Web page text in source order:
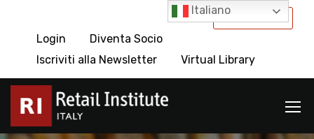
International
Login
Diventa Socio
Iscriviti alla Newsletter
Virtual Library
Italiano